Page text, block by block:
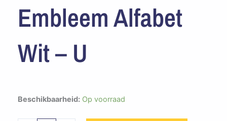
Embleem Alfabet
Wit – U
Beschikbaarheid: Op voorraad
Embleem